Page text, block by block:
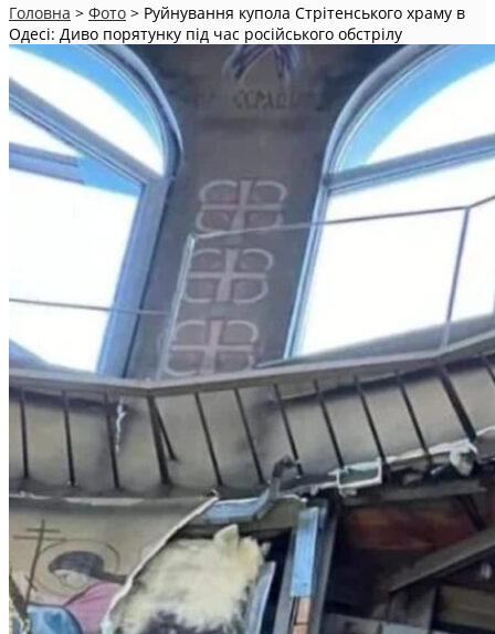
Головна > Фото > Руйнування купола Стрітенського храму в
Одесі: Диво порятунку під час російського обстрілу